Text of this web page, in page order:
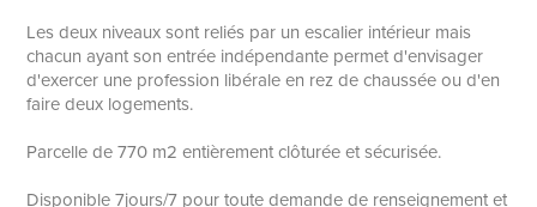
Les deux niveaux sont reliés par un escalier intérieur mais
chacun ayant son entrée indépendante permet d'envisager
d'exercer une profession libérale en rez de chaussée ou d'en
faire deux logements.
Parcelle de 770 m2 entièrement clôturée et sécurisée.
Disponible 7jours/7 pour toute demande de renseignement et